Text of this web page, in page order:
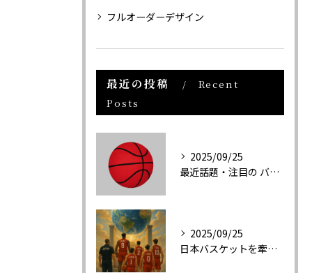
フルオーダーデザイン
最近の投稿
Recent
Posts
2025/09/25
最近話題・注目の バスケットボール関連新商品の紹介
2025/09/25
日本バスケットを牽引する３選手と日本代表について